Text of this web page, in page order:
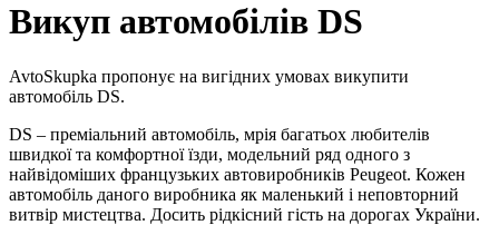
Викуп автомобілів DS
AvtoSkupka пропонує на вигідних умовах викупити
автомобіль DS.
DS – преміальний автомобіль, мрія багатьох любителів
швидкої та комфортної їзди, модельний ряд одного з
найвідоміших французьких автовиробників Peugeot. Кожен
автомобіль даного виробника як маленький і неповторний
витвір мистецтва. Досить рідкісний гість на дорогах України.